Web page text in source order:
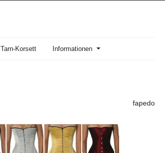
Tarn-Korsett Informationen
fapedo